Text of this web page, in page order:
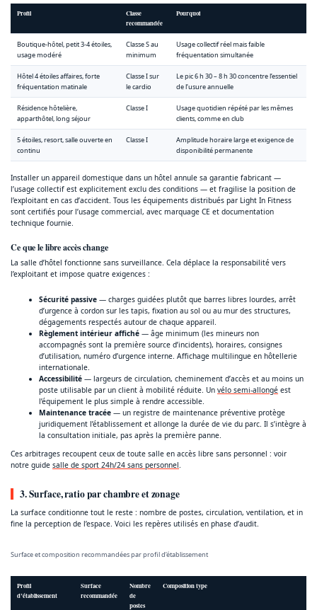
Profil
Classe
recommandée
Pourquoi
Boutique-hôtel, petit 3-4 étoiles,
usage modéré
Classe S au
minimum
Usage collectif réel mais faible
fréquentation simultanée
Hôtel 4 étoiles affaires, forte
fréquentation matinale
Classe I sur
le cardio
Le pic 6 h 30 – 8 h 30 concentre l’essentiel
de l’usure annuelle
Résidence hôtelière,
apparthôtel, long séjour
Classe I
Usage quotidien répété par les mêmes
clients, comme en club
5 étoiles, resort, salle ouverte en
continu
Classe I
Amplitude horaire large et exigence de
disponibilité permanente
Installer un appareil domestique dans un hôtel annule sa garantie fabricant —
l’usage collectif est explicitement exclu des conditions — et fragilise la position de
l’exploitant en cas d’accident. Tous les équipements distribués par Light In Fitness
sont certifiés pour l’usage commercial, avec marquage CE et documentation
technique fournie.
Ce que le libre accès change
La salle d’hôtel fonctionne sans surveillance. Cela déplace la responsabilité vers
l’exploitant et impose quatre exigences :
Sécurité passive — charges guidées plutôt que barres libres lourdes, arrêt
d’urgence à cordon sur les tapis, fixation au sol ou au mur des structures,
dégagements respectés autour de chaque appareil.
Règlement intérieur affiché — âge minimum (les mineurs non
accompagnés sont la première source d’incidents), horaires, consignes
d’utilisation, numéro d’urgence interne. Affichage multilingue en hôtellerie
internationale.
Accessibilité — largeurs de circulation, cheminement d’accès et au moins un
poste utilisable par un client à mobilité réduite. Un vélo semi-allongé est
l’équipement le plus simple à rendre accessible.
Maintenance tracée — un registre de maintenance préventive protège
juridiquement l’établissement et allonge la durée de vie du parc. Il s’intègre à
la consultation initiale, pas après la première panne.
Ces arbitrages recoupent ceux de toute salle en accès libre sans personnel : voir
notre guide salle de sport 24h/24 sans personnel
3. Surface, ratio par chambre et zonage
La surface conditionne tout le reste : nombre de postes, circulation, ventilation, et in
fine la perception de l’espace. Voici les repères utilisés en phase d’audit.
Surface et composition recommandées par profil d’établissement
Profil
d’établissement
Surface
recommandée
Nombre
de
postes
Composition type